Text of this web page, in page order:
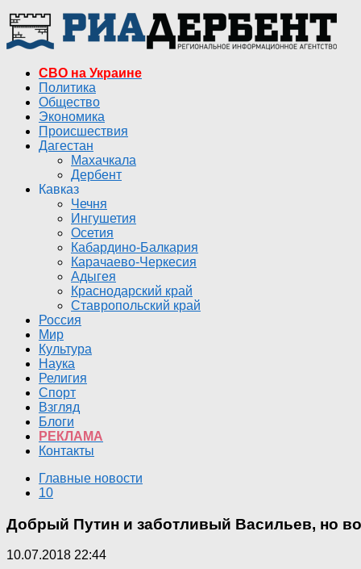
СВО на Украине
Политика
Общество
Экономика
Происшествия
Дагестан
Махачкала
Дербент
Кавказ
Чечня
Ингушетия
Осетия
Кабардино-Балкария
Карачаево-Черкесия
Адыгея
Краснодарский край
Ставропольский край
Россия
Мир
Культура
Наука
Религия
Спорт
Взгляд
Блоги
РЕКЛАМА
Контакты
Главные новости
10
Добрый Путин и заботливый Васильев, но
10.07.2018 22:44